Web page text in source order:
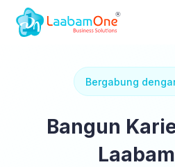
Bergabung
Bangun